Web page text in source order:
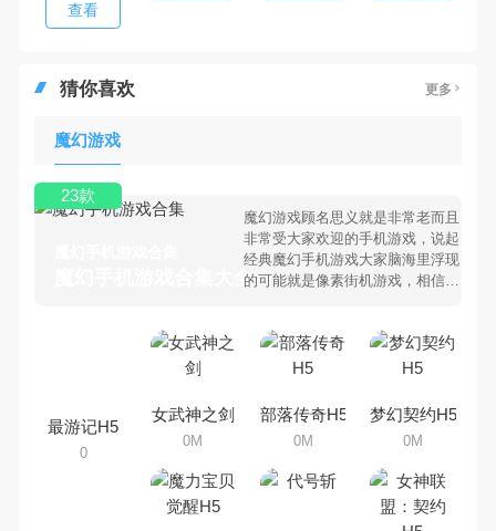
查看
猜你喜欢 更多
魔幻游戏
魔幻手机游戏合集大全 >
魔幻游戏顾名思义就是非常老而且
非常受大家欢迎的手机游戏，说起
经典魔幻手机游戏大家脑海里浮现
的可能就是像素街机游戏，相信很
幻手机游戏有哪些呢？游戏今天，
乐途下载站小编芒果味的怪咖给大
集，欢迎大家前来选择下载体验
23款
最游记H5 女武神之剑
0M
部落传奇H5
0M
梦幻契约H5
0M